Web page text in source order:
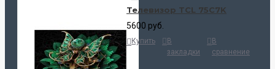
Телевизор TCL 75C7K
5600 руб.
Купить
В
закладки
В
сравнение